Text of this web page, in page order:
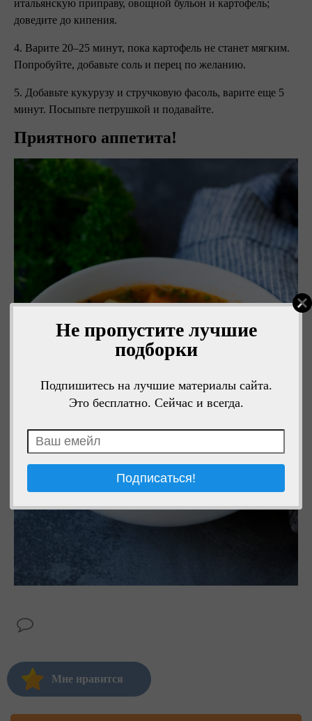
Не пропустите лучшие
подборки
Подпишитесь на лучшие материалы сайта.
Это бесплатно. Сейчас и всегда.
итальянскую приправу, овощной бульон и картофель;
доведите до кипения.
4. Варите 20–25 минут, пока картофель не станет мягким.
Попробуйте, добавьте соль и перец по желанию.
5. Добавьте кукурузу и стручковую фасоль, варите еще 5
минут. Посыпьте петрушкой и подавайте.
Приятного аппетита!
Мне нравится